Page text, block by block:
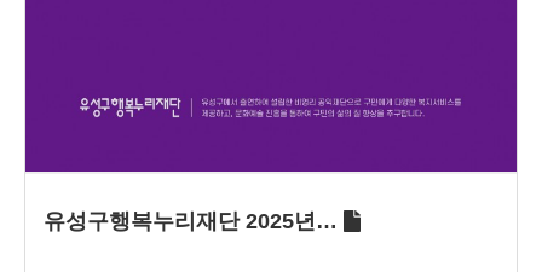
유성구행복누리재단 2025년…